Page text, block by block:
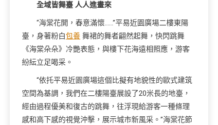
全域皆舞臺 人人進畫來
“海棠花開，春意滿懷……”平易近園廣場二樓東陽
臺，身著粉白包養 舞裙的舞者翩然起舞，快閃跳舞
《海棠朵朵》冷艷表態，與樓下花海遠相照應，游客
紛紜立足喝采。
“依托平易近園廣場這個比擬有地貌性的歐式建筑
空間為基調，我們在二樓陽臺展設了20米長的地臺，
經由過程優美和復古的跳舞，往浮現給游客一種條理
感和高下感的視覺沖擊，展示城市新風采。”海棠花節